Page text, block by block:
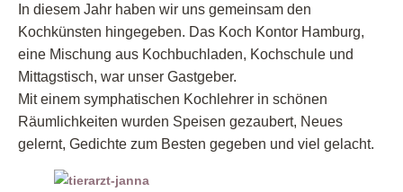
In diesem Jahr haben wir uns gemeinsam den
Kochkünsten hingegeben. Das Koch Kontor Hamburg,
eine Mischung aus Kochbuchladen, Kochschule und
Mittagstisch, war unser Gastgeber.
Mit einem symphatischen Kochlehrer in schönen
Räumlichkeiten wurden Speisen gezaubert, Neues
gelernt, Gedichte zum Besten gegeben und viel gelacht.